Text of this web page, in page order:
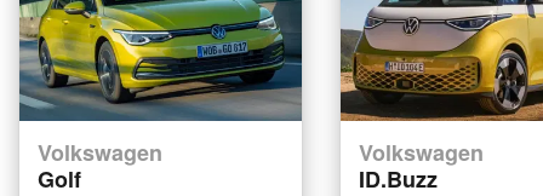
Volkswagen
Golf
Volkswagen
ID.Buzz